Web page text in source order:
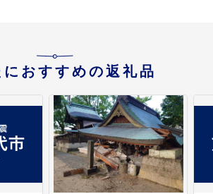
におすすめの返礼品